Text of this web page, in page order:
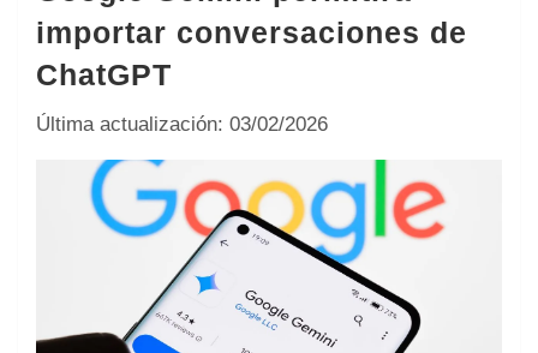
importar conversaciones de
ChatGPT
Última actualización: 03/02/2026